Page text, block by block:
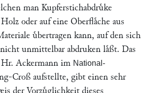
man Kupferstichabdruͤke
oder auf eine Oberflaͤche aus
uͤbertragen kann, auf den sich
unmittelbar abdruken laͤßt. Das
Hr. Ackermann im National-
Croß aufstellte, gibt einen sehr
der Vorzuͤglichkeit dieses